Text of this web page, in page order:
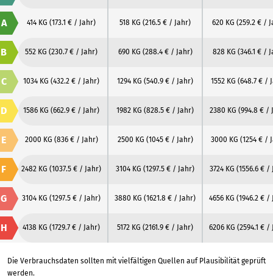
A 414 KG (173.1 € / Jahr) 518 KG (216.5 € / Jahr) 620 KG (259.2 € /
B 552 KG (230.7 € / Jahr) 690 KG (288.4 € / Jahr) 828 KG (346.1 € /
C 1034 KG (432.2 € / Jahr) 1294 KG (540.9 € / Jahr) 1552 KG (648.7 € /
D 1586 KG (662.9 € / Jahr) 1982 KG (828.5 € / Jahr) 2380 KG (994.8 € /
E 2000 KG (836 € / Jahr) 2500 KG (1045 € / Jahr) 3000 KG (1254 € /
F 2482 KG (1037.5 € / Jahr) 3104 KG (1297.5 € / Jahr) 3724 KG (1556.6 € /
G 3104 KG (1297.5 € / Jahr) 3880 KG (1621.8 € / Jahr) 4656 KG (1946.2 € /
H 4138 KG (1729.7 € / Jahr) 5172 KG (2161.9 € / Jahr) 6206 KG (2594.1 € /
Die Verbrauchsdaten sollten mit vielfältigen Quellen auf Plausibilität geprüft
werden.